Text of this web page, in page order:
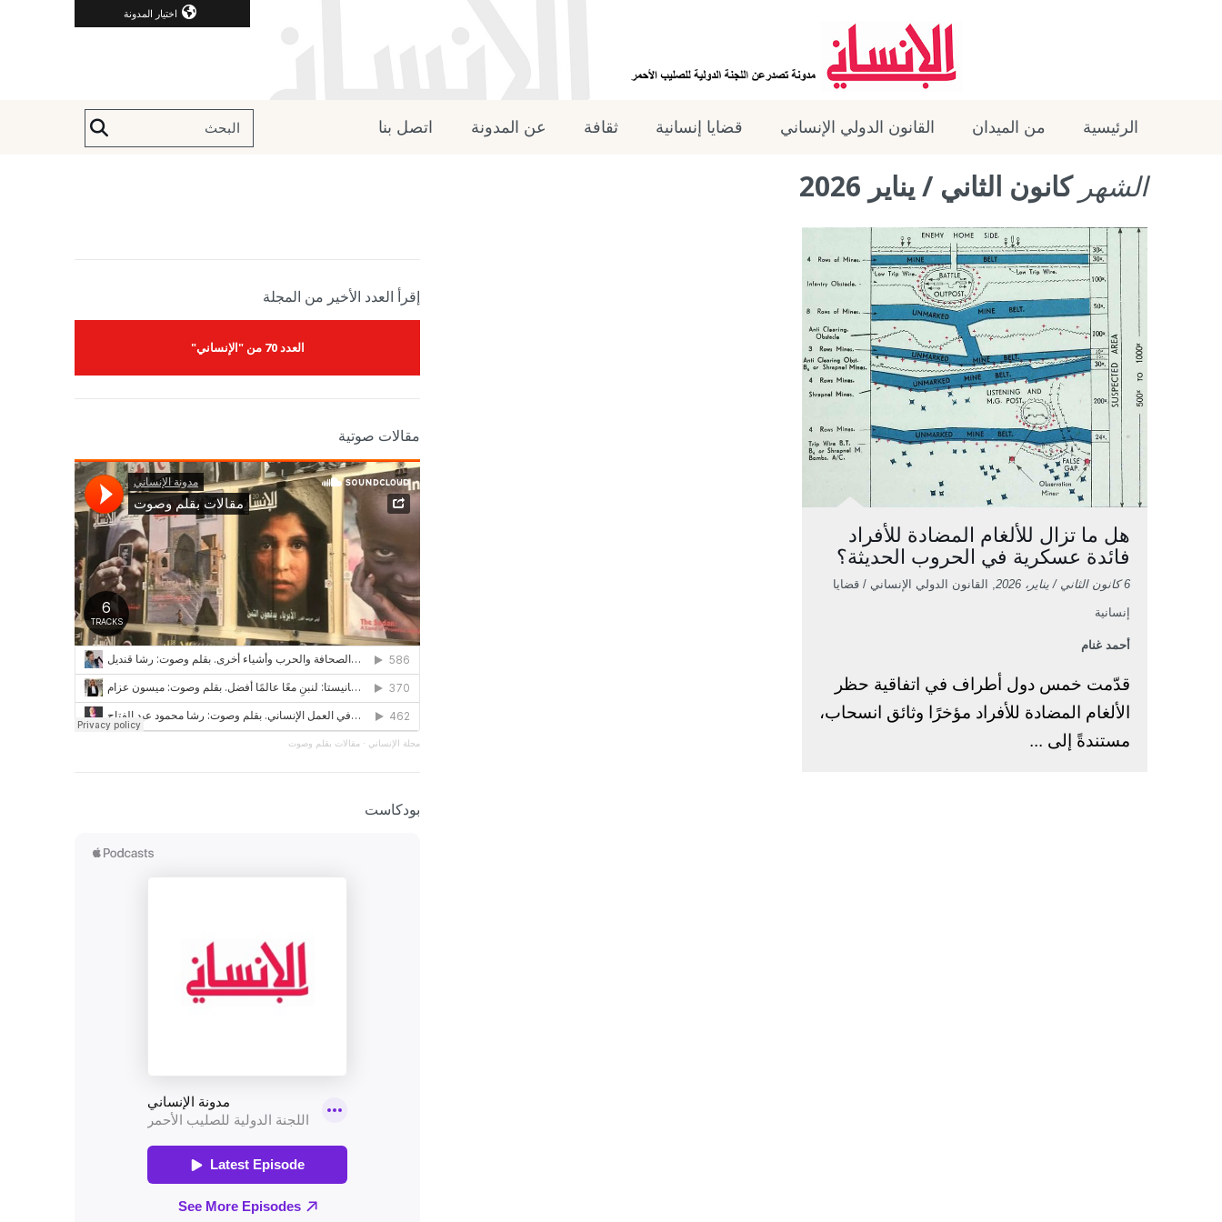
اختيار المدونة
الرئيسية من الميدان القانون الدولي الإنساني قضايا إنسانية ثقافة عن المدونة اتصل بنا
الشهر كانون الثاني / يناير 2026
هل ما تزال للألغام المضادة للأفراد
فائدة عسكرية في الحروب الحديثة؟
6 كانون الثاني / يناير، 2026 , القانون الدولي الإنساني / قضايا
إنسانية
أحمد غنام
قدّمت خمس دول أطراف في اتفاقية حظر
الألغام المضادة للأفراد مؤخرًا وثائق انسحاب،
مستندةً إلى ...
إقرأ العدد الأخير من المجلة
العدد 70 من "الإنساني"
مقالات صوتية
مجلة الإنساني · مقالات بقلم وصوت
بودكاست